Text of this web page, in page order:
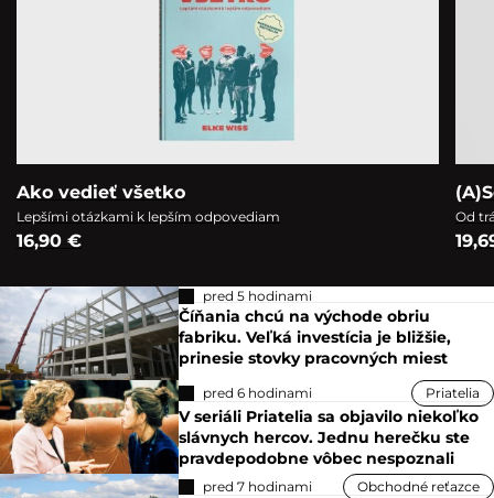
Ako vedieť všetko
Lepšími otázkami k lepším odpovediam
16,90 €
Od
pred 5 hodinami
Číňania chcú na východe obriu
fabriku. Veľká investícia je bližšie,
prinesie stovky pracovných miest
pred 6 hodinami Priatelia
V seriáli Priatelia sa objavilo niekoľko
slávnych hercov. Jednu herečku ste
pravdepodobne vôbec nespoznali
pred 7 hodinami Obchodné reťazce